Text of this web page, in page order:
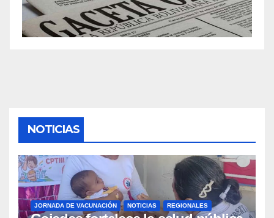
NOTICIAS
JORNADA DE VACUNACIÓN NOTICIAS REGIONALES